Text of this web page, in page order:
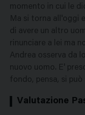
momento in cui le
Ma si torna all'oggi
di avere un altro
rinunciare a lei ma
Andrea osserva da
nuovo uomo. E'
fondo, pensa, si
Valutazione